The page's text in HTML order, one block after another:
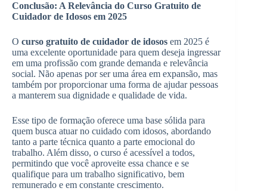
Conclusão: A Relevância do Curso Gratuito de
Cuidador de Idosos em 2025
O curso gratuito de cuidador de idosos em 2025 é
uma excelente oportunidade para quem deseja ingressar
em uma profissão com grande demanda e relevância
social. Não apenas por ser uma área em expansão, mas
também por proporcionar uma forma de ajudar pessoas
a manterem sua dignidade e qualidade de vida.
Esse tipo de formação oferece uma base sólida para
quem busca atuar no cuidado com idosos, abordando
tanto a parte técnica quanto a parte emocional do
trabalho. Além disso, o curso é acessível a todos,
permitindo que você aproveite essa chance e se
qualifique para um trabalho significativo, bem
remunerado e em constante crescimento.